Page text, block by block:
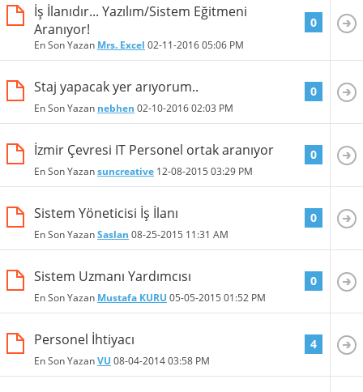
İş İlanıdır... Yazılım/Sistem Eğitmeni
Aranıyor!
En Son Yazan Mrs. Excel 02-11-201605:06 PM
0
Staj yapacak yer arıyorum..
En Son Yazan nebhen 02-10-201602:03 PM
0
İzmir Çevresi IT Personel ortak aranıyor
En Son Yazansuncreative 12-08-2015 03:29 PM
0
Sistem Yöneticisi İş İlanı
En Son YazanSaslan 08-25-2015 11:31 AM
0
Sistem Uzmanı Yardımcısı
En Son Yazan Mustafa KURU 05-05-2015 01:52 PM
0
Personel İhtiyacı
En Son YazanVU 08-04-201403:58 PM
4